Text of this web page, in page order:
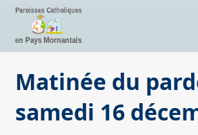
Matinée du
samedi 16